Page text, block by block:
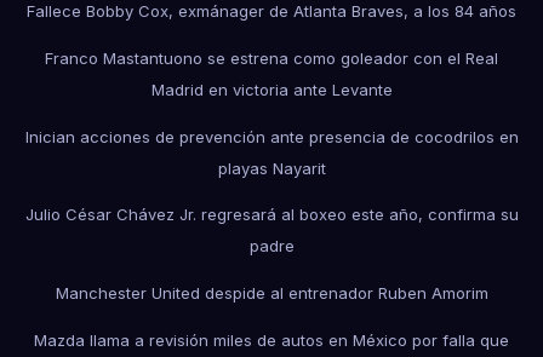
Fallece Bobby Cox, exmánager de Atlanta Braves, a los 84 años
Franco Mastantuono se estrena como goleador con el Real
Madrid en victoria ante Levante
Inician acciones de prevención ante presencia de cocodrilos en
playas Nayarit
Julio César Chávez Jr. regresará al boxeo este año, confirma su
padre
Manchester United despide al entrenador Ruben Amorim
Mazda llama a revisión miles de autos en México por falla que